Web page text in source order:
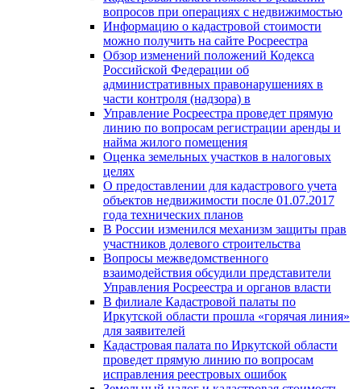
вопросов при операциях с недвижимостью
Информацию о кадастровой стоимости
можно получить на сайте Росреестра
Обзор изменений положений Кодекса
Российской Федерации об
административных правонарушениях в
части контроля (надзора) в
Управление Росреестра проведет прямую
линию по вопросам регистрации аренды и
найма жилого помещения
Оценка земельных участков в налоговых
целях
О предоставлении для кадастрового учета
объектов недвижимости после 01.07.2017
года технических планов
В России изменился механизм защиты прав
участников долевого строительства
Вопросы межведомственного
взаимодействия обсудили представители
Управления Росреестра и органов власти
В филиале Кадастровой палаты по
Иркутской области прошла «горячая линия»
для заявителей
Кадастровая палата по Иркутской области
проведет прямую линию по вопросам
исправления реестровых ошибок